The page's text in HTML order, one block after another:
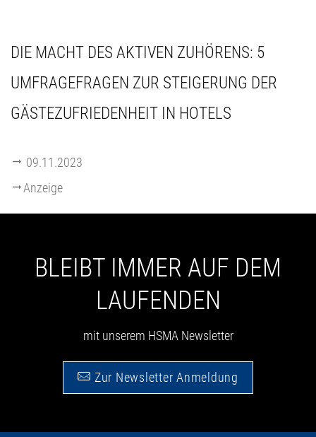
DIE MACHT DES AKTIVEN ZUHÖRENS: 5
UMFRAGEFRAGEN ZUR STEIGERUNG DER
GÄSTEZUFRIEDENHEIT IN HOTELS
09.11.2023
Anzeige
BLEIBT IMMER AUF DEM
LAUFENDEN
mit unserem HSMA Newsletter
Zur Newsletter Anmeldung